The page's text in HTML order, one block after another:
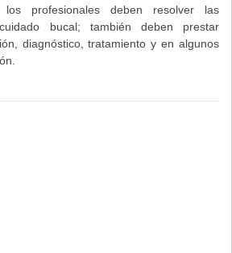
profesionales deben resolver las
bucal; también deben prestar
diagnóstico, tratamiento y en algunos